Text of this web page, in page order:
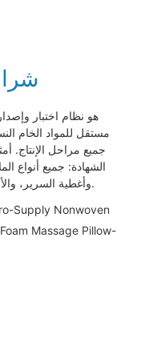
مستقل للمواد الخام
جميع مراحل الإنتاج.
الشهادة: جميع أنواع
وأغطية السرير، والأقمشة الوبرية، وألعاب النسيج، والمزيد.